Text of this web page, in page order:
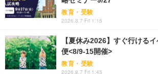
教育・受験
2026.8.7 Fri 1:15
【夏休み2026】すぐ行ける
便<8/9-15開催>
教育・受験
2026.8.7 Fri 1:45